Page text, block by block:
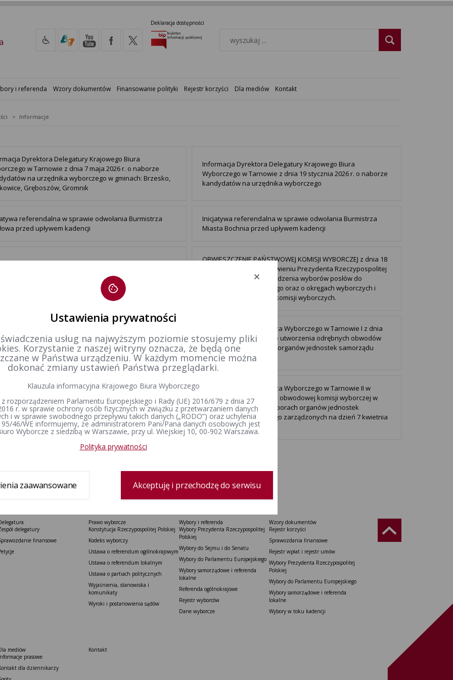
Deklaracja dostępności
i referenda Wzory dokumentów Finansowanie polityki Rejestr korzyści Dla mediów Kontakt
Informacje
Dyrektora Delegatury Krajowego Biura
w Tarnowie z dnia 7 maja 2026 r. o naborze
na urzędnika wyborczego w gminach: Brzesko,
Gręboszów, Gromnik
Informacja Dyrektora Delegatury Krajowego Biura
Wyborczego w Tarnowie z dnia 19 stycznia 2026 r. o naborze
kandydatów na urzędnika wyborczego
referendalna w sprawie odwołania Burmistrza
przed upływem kadencji
Inicjatywa referendalna w sprawie odwołania Burmistrza
Miasta Bochnia przed upływem kadencji
OBWIESZCZENIE PAŃSTWOWEJ KOMISJI WYBORCZEJ z dnia 18
marca 2024 r. o postanowieniu Prezydenta Rzeczypospolitej
Polskiej w sprawie zarządzenia wyborów posłów do
Parlamentu Europejskiego oraz o okręgach wyborczych i
siedzibach okręgowych komisji wyborczych.
2024 w sprawie utworzenia odrębnych obwodów
w wyborach organów jednostek samorządu
Postanowienia Komisarza Wyborczego w Tarnowie I z dnia
29 lutego 2024 w sprawie utworzenia odrębnych obwodów
głosowania w wyborach organów jednostek samorządu
terytorialnego.
Komisarza Wyborczego w Tarnowie I
postanowienie w sprawie podziału gminy na
obwody głosowania, ustalenia ich numerów, granic oraz
obwodowych komisji wyborczych - 29 lutego 2024 r.
Postanowienie Komisarza Wyborczego w Tarnowie II w
sprawie zmiany siedziby obwodowej komisji wyborczej w
Gminie Szczurowa w wyborach organów jednostek
samorządu terytorialnego zarządzonych na dzień 7 kwietnia
2024 r.
delegatury
finansowe
Prawo wyborcze
Konstytucja Rzeczypospolitej Polskiej​
Kodeks wyborczy
Ustawa o referendum ogólnokrajowym
Ustawa o referendum lokalnym
Ustawa o partiach politycznych
Wyjaśnienia, stanowiska i
komunikaty
Wyroki i postanowienia sądów
Wybory i referenda
Wybory Prezydenta Rzeczypospolitej
Polskiej
Wybory do Sejmu i do Senatu
Wybory do Parlamentu Europejskiego
Wybory samorządowe i referenda
lokalne
Referenda ogólnokrajowe
Rejestr wyborców
Dane wyborcze
Wzory dokumentów
Rejestr korzyści
Sprawozdania finansowe
Rejestr wpłat i rejestr umów
Wybory Prezydenta Rzeczypospolitej
Polskiej
Wybory do Parlamentu Europejskiego
Wybory samorządowe i referenda
lokalne
Wybory w toku kadencji
mediów
prasowe
dla dziennikarzy
Kontakt
Ustawienia prywatności
usług na najwyższym poziomie stosujemy pliki
Korzystanie z naszej witryny oznacza, że będą one
w Państwa urządzeniu. W każdym momencie można
dokonać zmiany ustawień Państwa przeglądarki.
Klauzula informacyjna Krajowego Biura Wyborczego
rozporządzeniem Parlamentu Europejskiego i Rady (UE) 2016/679 z dnia 27
r. w sprawie ochrony osób fizycznych w związku z przetwarzaniem danych
i w sprawie swobodnego przepływu takich danych („RODO”) oraz uchylenia
46/WE informujemy, że administratorem Pani/Pana danych osobowych jest
Wyborcze z siedzibą w Warszawie, przy ul. Wiejskiej 10, 00-902 Warszawa.
Polityka prywatności
zaawansowane Akceptuję i przechodzę do serwisu